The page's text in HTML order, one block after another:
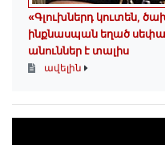
«Գլուխներդ կուտեն,
ինքնասպան եղած
անուններ է տալիս
ավելին